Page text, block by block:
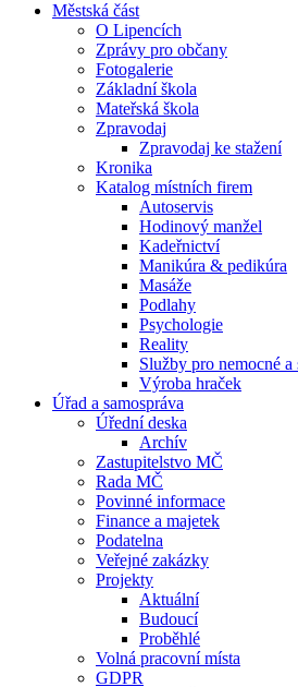
Městská část
O Lipencích
Zprávy pro občany
Fotogalerie
Základní škola
Mateřská škola
Zpravodaj
Zpravodaj ke stažení
Kronika
Katalog místních firem
Autoservis
Hodinový manžel
Kadeřnictví
Manikúra & pedikúra
Masáže
Podlahy
Psychologie
Reality
Služby pro nemocné a
Výroba hraček
Úřad a samospráva
Úřední deska
Archív
Zastupitelstvo MČ
Rada MČ
Povinné informace
Finance a majetek
Podatelna
Veřejné zakázky
Projekty
Aktuální
Budoucí
Proběhlé
Volná pracovní místa
GDPR